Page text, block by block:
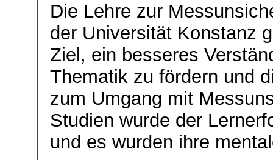
Die Lehre zur
der Universität Konstanz
Ziel, ein besseres
Thematik zu fördern und
zum Umgang mit
Studien wurde der
und es wurden ihre